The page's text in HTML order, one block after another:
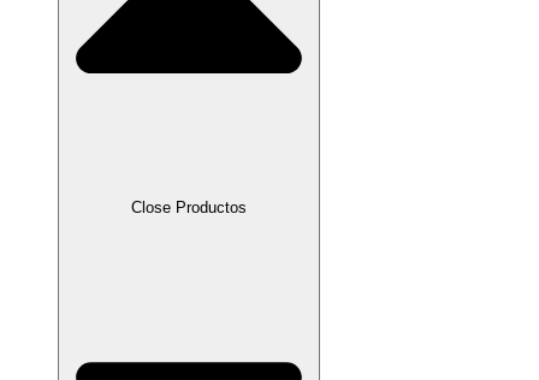
Close Productos